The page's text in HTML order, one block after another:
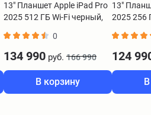
13" Планшет Apple iPad Pro
2025 512 ГБ Wi-Fi черный,
0
134 990 руб. 166 990
В корзину
13"
2025 256
124